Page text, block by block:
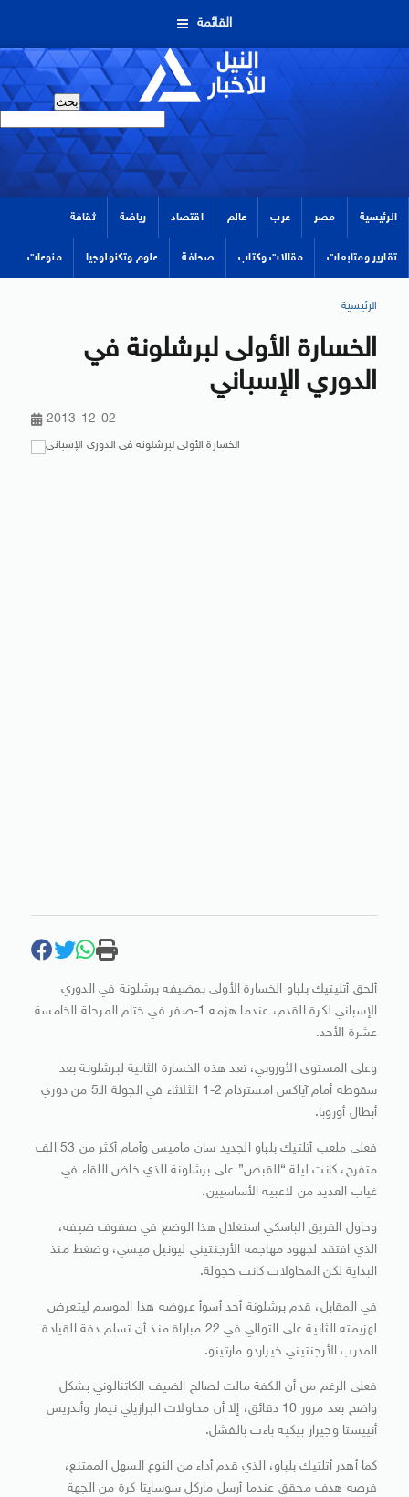
القائمة
الرئيسية مصر عرب عالم اقتصاد رياضة ثقافة
تقارير ومتابعات مقالات وكتاب صحافة علوم وتكنولوجيا منوعات
الرئيسية
الخسارة الأولى لبرشلونة في
الدوري الإسباني
2013-12-02
ألحق أتليتيك بلباو الخسارة الأولى بمضيفه برشلونة في الدوري
الإسباني لكرة القدم، عندما هزمه 1-صفر في ختام المرحلة الخامسة
عشرة الأحد.
وعلى المستوى الأوروبي، تعد هذه الخسارة الثانية لبرشلونة بعد
سقوطه أمام آياكس امستردام 2-1 الثلاثاء في الجولة الـ5 من دوري
أبطال أوروبا.
فعلى ملعب أتلتيك بلباو الجديد سان ماميس وأمام أكثر من 53 الف
متفرج، كانت ليلة “القبض” على برشلونة الذي خاض اللقاء في
غياب العديد من لاعبيه الأساسيين.
وحاول الفريق الباسكي استغلال هذا الوضع في صفوف ضيفه،
الذي افتقد لجهود مهاجمه الأرجنتيني ليونيل ميسي، وضغط منذ
البداية لكن المحاولات كانت خجولة.
في المقابل، قدم برشلونة أحد أسوأ عروضه هذا الموسم ليتعرض
لهزيمته الثانية على التوالي في 22 مباراة منذ أن تسلم دفة القيادة
المدرب الأرجنتيني خيراردو مارتينو.
فعلى الرغم من أن الكفة مالت لصالح الضيف الكاتنالوني بشكل
واضح بعد مرور 10 دقائق، إلا أن محاولات البرازيلي نيمار وأندريس
أنييستا وجيرار بيكيه باءت بالفشل.
كما أهدر أتلتيك بلباو، الذي قدم أداء من النوع السهل الممتنع،
فرصه هدف محقق عندما أرسل ماركل سوسايتا كرة من الجهة